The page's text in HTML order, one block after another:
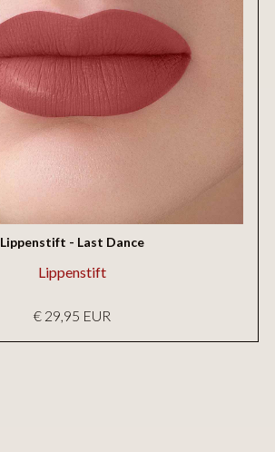
Lippenstift - Last Dance
Lippenstift
€ 29,95 EUR